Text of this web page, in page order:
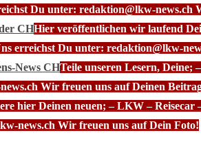
Du unter: redaktion@lkw-news.ch
CHHier veröffentlichen wir laufend
erreichst Du unter: redaktion@lkw-
News CHTeile unseren Lesern, Deine;
Wir freuen uns auf Deinen
hier Deinen neuen; – LKW –
news.ch Wir freuen uns auf Dein Foto!